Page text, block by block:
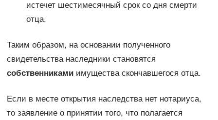
истечет шестимесячный срок со дня смерти
отца.
Таким образом, на основании полученного
свидетельства наследники становятся
собственникамиимущества скончавшегося отца.
Если в месте открытия наследства нет нотариуса,
то заявление о принятии того, что полагается